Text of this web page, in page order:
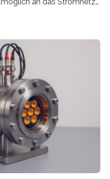
nötige Netzausbau hinkt
Rechtsrahmen in einem
– inklusive der
Der
Energien-Anlagen
für die Energiewende.
Netz kann kein Strom
Erneuerbare-Energien-